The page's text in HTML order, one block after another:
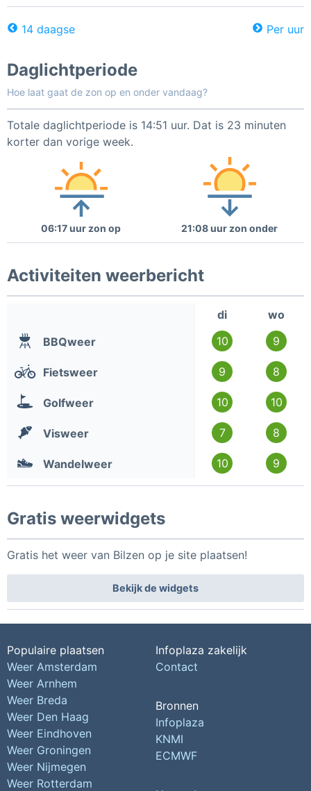
14 daagse Per uur
Daglichtperiode
Hoe laat gaat de zon op en onder vandaag?
Totale daglichtperiode is 14:51 uur. Dat is 23 minuten
korter dan vorige week.
06:17 uur zon op 21:08 uur zon onder
Activiteiten weerbericht
di
wo
BBQweer
10 9
Fietsweer 9 8
Golfweer 10 10
Visweer 7 8
Wandelweer 10 9
Gratis weerwidgets
Gratis het weer van Bilzen op je site plaatsen!
Bekijk de widgets
Populaire plaatsen
Weer Amsterdam
Weer Arnhem
Weer Breda
Weer Den Haag
Weer Eindhoven
Weer Groningen
Weer Nijmegen
Weer Rotterdam
Infoplaza zakelijk
Contact
Bronnen
Infoplaza
KNMI
ECMWF